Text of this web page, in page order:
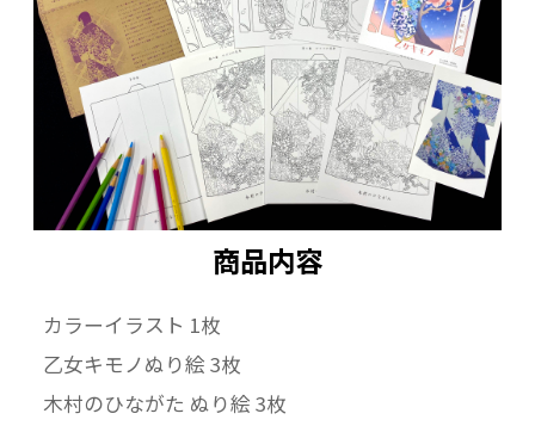
さてさて、作家さんは青をテーマに制作してい
るようだけど。。。
このキモノの配色を変えてみるとどうなるかし
ら？？
ももちゃんに似合うキモノを、皆さんで提案し
てみましょう。
完成したぬり絵は、是非SNSでご披露ください
♯乙女キモノ で投稿お待ちしています！！！
商品内容
カラーイラスト 1枚
乙女キモノぬり絵 3枚
木村のひながた ぬり絵 3枚